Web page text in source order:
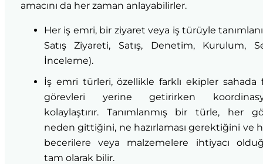
amacını da her zaman anlayabilirler.
Her iş emri, bir ziyaret veya iş türüyle
Satış Ziyareti, Satış, Denetim, Kurulum,
İnceleme).
İş emri türleri, özellikle farklı ekipler sahada
görevleri yerine getirirken
kolaylaştırır. Tanımlanmış bir türle, her
neden gittiğini, ne hazırlaması gerektiğini ve
becerilere veya malzemelere ihtiyacı
tam olarak bilir.